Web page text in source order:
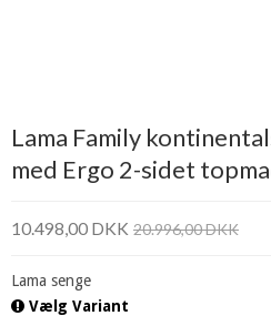
Lama Family
med Ergo 2-sidet
10.498,00 DKK 20.996,00 DKK
Lama senge
Vælg Variant